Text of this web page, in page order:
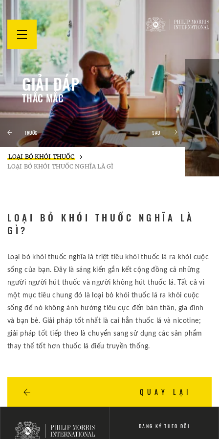
mở
đơn
GIẢI ĐÁP
THẮC MẮC
TRƯỚC SAU
LOẠI BỎ KHÓI THUỐC
LOẠI BỎ KHÓI THUỐC NGHĨA LÀ GÌ
LOẠI BỎ KHÓI THUỐC NGHĨA LÀ
GÌ?
Loại bỏ khói thuốc nghĩa là triệt tiêu khói thuốc lá ra khỏi cuộc
sống của bạn. Đây là sáng kiến gắn kết cộng đồng cả những
người người hút thuốc và người không hút thuốc lá. Tất cả vì
một mục tiêu chung đó là loại bỏ khói thuốc lá ra khỏi cuộc
sống để nó không ảnh hưởng tiêu cực đến bản thân, gia đình
và bạn bè. Giải pháp tốt nhất là cai hẳn thuốc lá và nicotine;
giải pháp tốt tiếp theo là chuyển sang sử dụng các sản phẩm
thay thế tốt hơn thuốc lá điếu truyền thống.
QUAY LẠI
ĐĂNG KÝ THEO DÕI